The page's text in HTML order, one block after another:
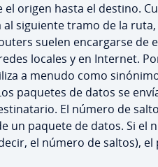
el origen hasta el destino.
al siguiente tramo de la
suelen en­ca­r­gar­se
locales y en Internet.
a menudo como
paquetes de datos se
El número de
un paquete de datos. Si el
el número de saltos),